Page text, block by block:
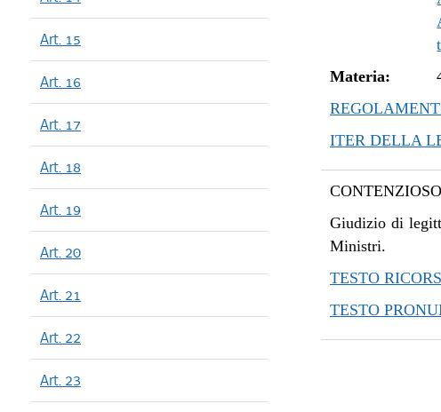
Art. 15
Art. 16
Art. 17
Art. 18
Art. 19
Art. 20
Art. 21
Art. 22
Art. 23
Materia:
ITER DELLA
Giudizio di
Ministri.
TESTO
TESTO